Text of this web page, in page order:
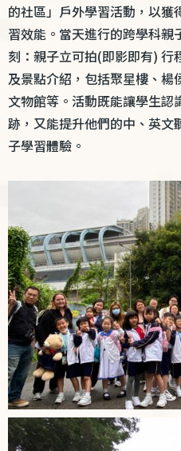
的社區」戶外學習活動，以
習效能。當天進行的跨學科
刻：親子立可拍(即影即有) 行
及景點介紹，包括聚星樓、楊
文物館等。活動既能讓學生認
跡 ，又能提升他們的中、英
子學習體驗。